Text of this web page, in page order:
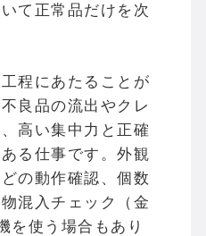
て正常品だけを次
程にあたることが
良品の流出やクレ
高い集中力と正確
る仕事です。外観
の動作確認、個数
混入チェック（金
を使う場合もあり